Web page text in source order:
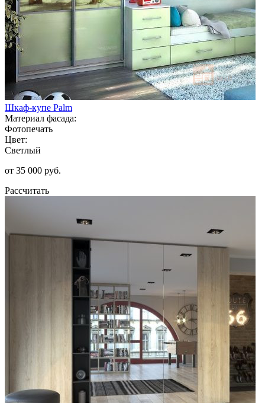
Шкаф-купе Palm
Материал фасада:
Фотопечать
Цвет:
Светлый
от 35 000 руб.
Рассчитать